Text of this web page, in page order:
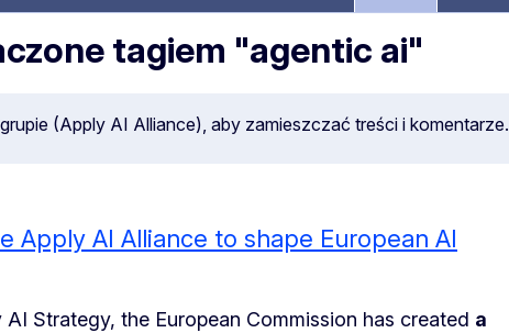
tagiem "agentic ai"
(Apply AI Alliance), aby zamieszczać treści i komentarze.
Apply AI Alliance to shape European AI
Strategy, the European Commission has created a